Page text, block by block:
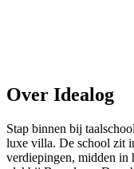
Over Idealog
Stap binnen bij
luxe villa. De school zit
verdiepingen, midden in